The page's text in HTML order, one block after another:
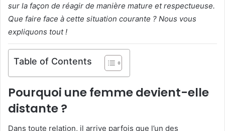
sur la façon de réagir de manière mature et respectueuse.
Que faire face à cette situation courante ? Nous vous
expliquons tout !
Table of Contents
Pourquoi une femme devient-elle
distante ?
Dans toute relation, il arrive parfois que l’un des